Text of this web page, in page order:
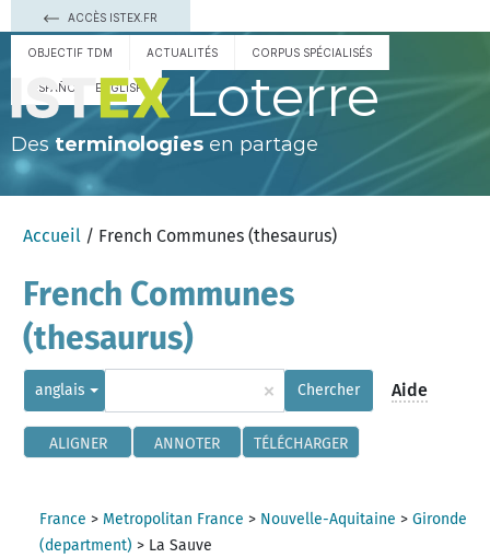
ACCÈS ISTEX.FR
OBJECTIF TDM ACTUALITÉS CORPUS SPÉCIALISÉS
ESPAÑOL ENGLISH Loterre
Des terminologies en partage
Accueil / French Communes (thesaurus)
French Communes
(thesaurus)
anglais × Chercher Aide
ALIGNER ANNOTER TÉLÉCHARGER
France > Metropolitan France > Nouvelle-Aquitaine >Gironde
(department) > La Sauve